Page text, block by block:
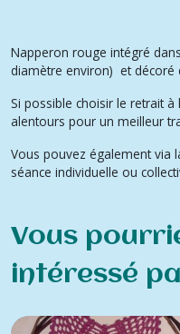
Napperon rouge intégré
diamètre environ) et décoré
Si possible choisir le retrait
alentours pour un meilleur
Vous pouvez également via
séance individuelle ou
Vous
intéressé